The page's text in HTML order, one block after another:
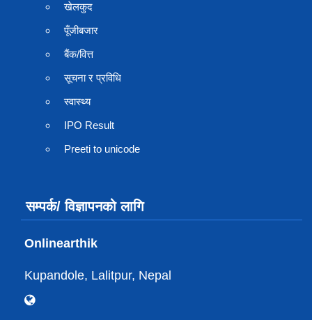
खेलकुद
पूँजीबजार
बैंक/वित्त
सूचना र प्रविधि
स्वास्थ्य
IPO Result
Preeti to unicode
सम्पर्क/ विज्ञापनको लागि
Onlinearthik
Kupandole, Lalitpur, Nepal